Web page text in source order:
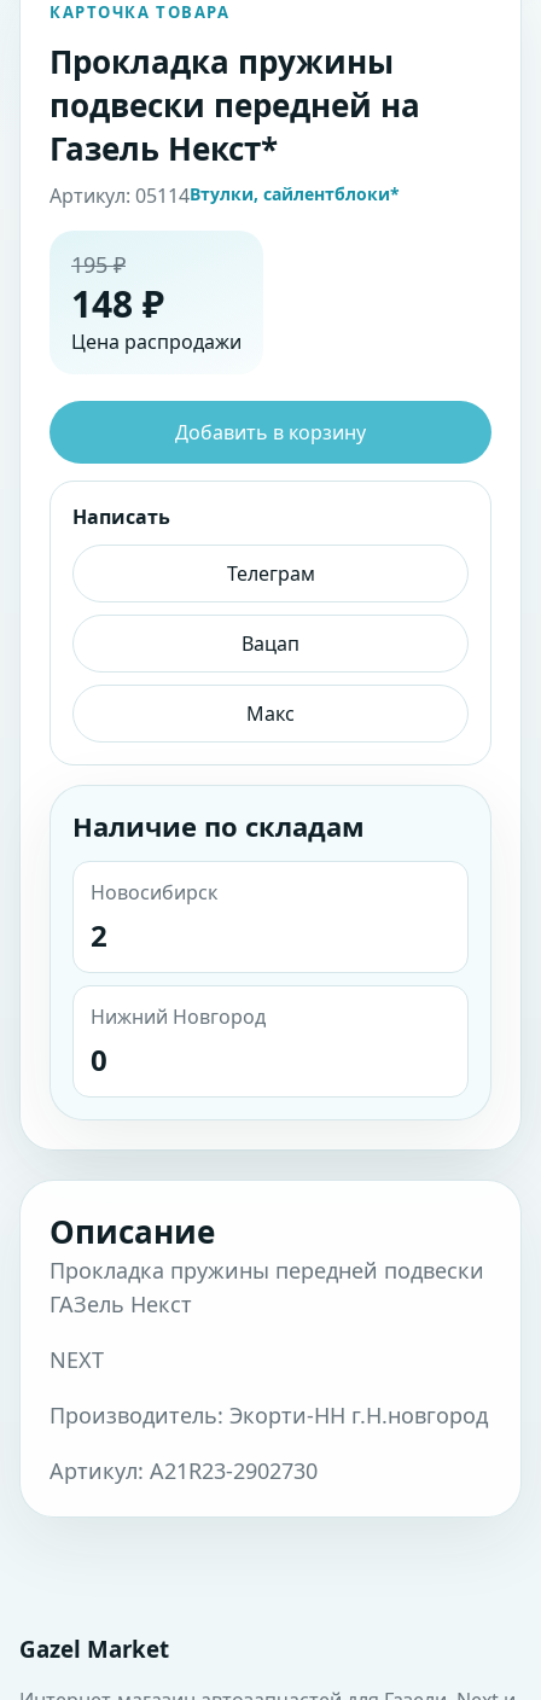
КАРТОЧКА ТОВАРА
Прокладка пружины
подвески передней на
Газель Некст*
Артикул: 05114Втулки, сайлентблоки*
195 ₽
148 ₽
Цена распродажи
Добавить в корзину
Написать
Телеграм
Вацап
Макс
Наличие по складам
Новосибирск
2
Нижний Новгород
0
Описание
Прокладка пружины передней подвески
ГАЗель Некст
NEXT
Производитель: Экорти-НН г.Н.новгород
Артикул: А21R23-2902730
Gazel Market